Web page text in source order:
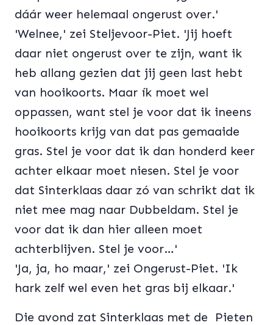
dáár weer helemaal ongerust over.'
'Welnee,' zei Steljevoor-Piet. 'Jij hoeft
daar niet ongerust over te zijn, want ik
heb allang gezien dat jij geen last hebt
van hooikoorts. Maar ík moet wel
oppassen, want stel je voor dat ik ineens
hooikoorts krijg van dat pas gemaaide
gras. Stel je voor dat ik dan honderd keer
achter elkaar moet niesen. Stel je voor
dat Sinterklaas daar zó van schrikt dat ik
niet mee mag naar Dubbeldam. Stel je
voor dat ik dan hier alleen moet
achterblijven. Stel je voor…'
'Ja, ja, ho maar,' zei Ongerust-Piet. 'Ik
hark zelf wel even het gras bij elkaar.'
Die avond zat Sinterklaas met de Pieten